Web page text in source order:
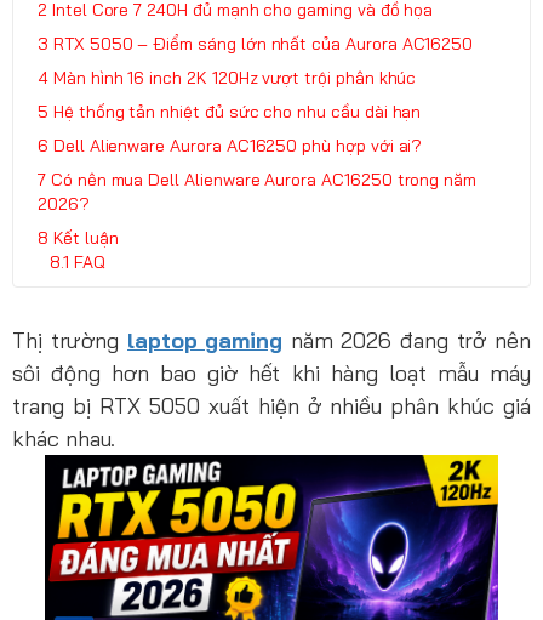
Intel Core 7 240H đủ mạnh cho gaming và đồ họa
RTX 5050 – Điểm sáng lớn nhất của Aurora AC16250
Màn hình 16 inch 2K 120Hz vượt trội phân khúc
Hệ thống tản nhiệt đủ sức cho nhu cầu dài hạn
Dell Alienware Aurora AC16250 phù hợp với ai?
Có nên mua Dell Alienware Aurora AC16250 trong năm
2026?
Kết luận
FAQ
Thị trường laptop gaming năm 2026 đang trở nên
sôi động hơn bao giờ hết khi hàng loạt mẫu máy
trang bị RTX 5050 xuất hiện ở nhiều phân khúc giá
khác nhau.